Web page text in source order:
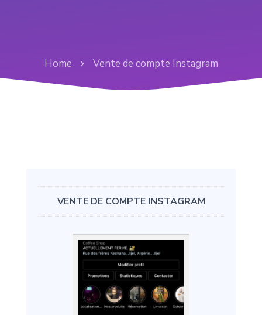
Home Vente de compte Instagram
VENTE DE COMPTE INSTAGRAM